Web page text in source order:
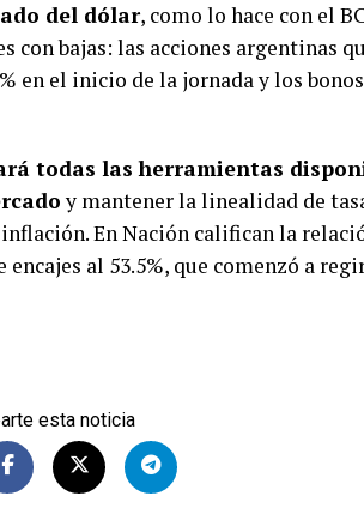
del dólar, como lo hace con el
bajas: las acciones argentinas
en el inicio de la jornada y los
todas las herramientas
y mantener la linealidad de
En Nación califican la
al 53.5%, que comenzó a
esta noticia